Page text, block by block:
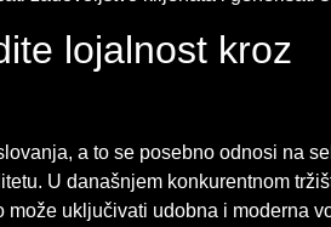
lojalnost kroz
a to se posebno odnosi na
U današnjem konkurentnom
uključivati udobna i moderna